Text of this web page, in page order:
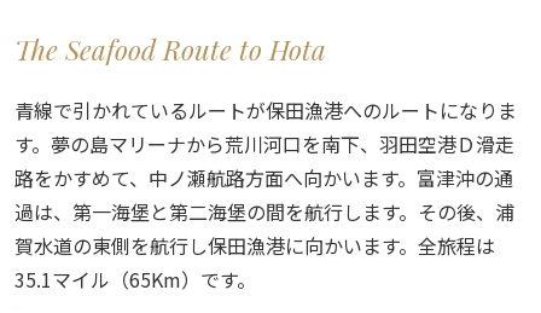
The Seafood Route to Hota
青線で引かれているルートが保田漁港へのルートになりま
す。夢の島マリーナから荒川河口を南下、羽田空港Ｄ滑走
路をかすめて、中ノ瀬航路方面へ向かいます。富津沖の通
過は、第一海堡と第二海堡の間を航行します。その後、浦
賀水道の東側を航行し保田漁港に向かいます。全旅程は
35.1マイル（65Km）です。